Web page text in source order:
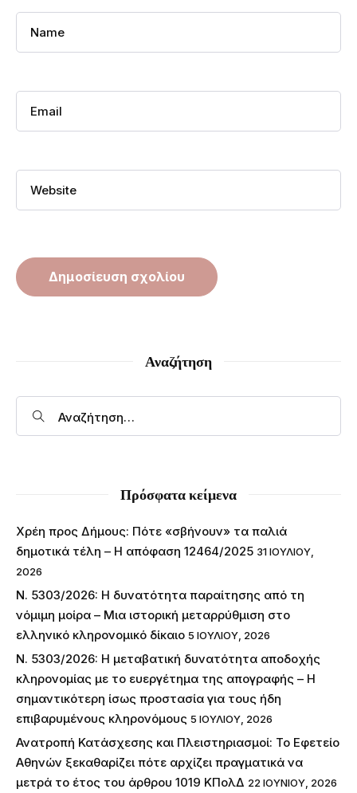
Αναζήτηση
Πρόσφατα κείμενα
Χρέη προς Δήμους: Πότε «σβήνουν» τα παλιά
δημοτικά τέλη – Η απόφαση 12464/2025 31 ΙΟΥΛΊΟΥ,
2026
Ν. 5303/2026: Η δυνατότητα παραίτησης από τη
νόμιμη μοίρα – Μια ιστορική μεταρρύθμιση στο
ελληνικό κληρονομικό δίκαιο 5 ΙΟΥΛΊΟΥ, 2026
Ν. 5303/2026: Η μεταβατική δυνατότητα αποδοχής
κληρονομίας με το ευεργέτημα της απογραφής – Η
σημαντικότερη ίσως προστασία για τους ήδη
επιβαρυμένους κληρονόμους 5 ΙΟΥΛΊΟΥ, 2026
Ανατροπή Κατάσχεσης και Πλειστηριασμοί: Το Εφετείο
Αθηνών ξεκαθαρίζει πότε αρχίζει πραγματικά να
μετρά το έτος του άρθρου 1019 ΚΠολΔ 22 ΙΟΥΝΊΟΥ, 2026